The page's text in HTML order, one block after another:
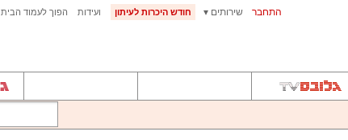
הפוך לעמוד הבית ועידות חודש היכרות לעיתון שירותים ▾ התחבר